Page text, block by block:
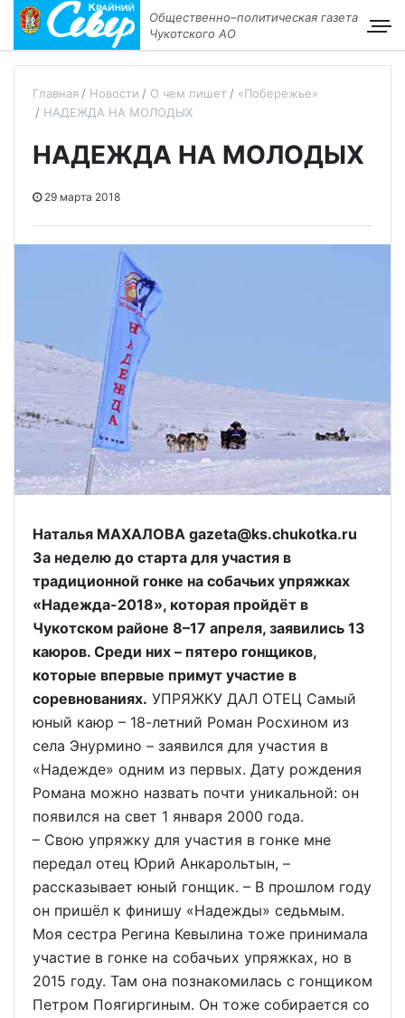
Общественно–политическая газета
Чукотского АО
Главная Новости О чем пишет
«Побережье»
НАДЕЖДА НА МОЛОДЫХ
НАДЕЖДА НА МОЛОДЫХ
29 марта 2018
Наталья МАХАЛОВА gazeta@ks.chukotka.ru
За неделю до старта для участия в
традиционной гонке на собачьих упряжках
«Надежда-2018», которая пройдёт в
Чукотском районе 8–17 апреля, заявились 13
каюров. Среди них – пятеро гонщиков,
которые впервые примут участие в
соревнованиях. УПРЯЖКУ ДАЛ ОТЕЦ Самый
юный каюр – 18-летний Роман Росхином из
села Энурмино – заявился для участия в
«Надежде» одним из первых. Дату рождения
Романа можно назвать почти уникальной: он
появился на свет 1 января 2000 года.
– Свою упряжку для участия в гонке мне
передал отец Юрий Анкарольтын, –
рассказывает юный гонщик. – В прошлом году
он пришёл к финишу «Надежды» седьмым.
Моя сестра Регина Кевылина тоже принимала
участие в гонке на собачьих упряжках, но в
2015 году. Там она познакомилась с гонщиком
Петром Поягиргиным. Он тоже собирается со